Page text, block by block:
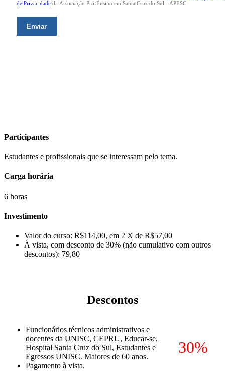
Participantes
Estudantes e profissionais que se interessam pelo tema.
Carga horária
6 horas
Investimento
Valor do curso: R$114,00, em 2 X de R$57,00
À vista, com desconto de 30% (não cumulativo com outros
descontos): 79,80
Descontos
Funcionários técnicos administrativos e
docentes da UNISC, CEPRU, Educar-se,
Hospital Santa Cruz do Sul, Estudantes e
Egressos UNISC. Maiores de 60 anos.
Pagamento à vista.
30%